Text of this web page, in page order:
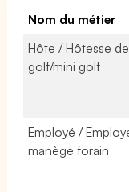
Nom du métier
Hôte / Hôtesse de
golf/mini golf
Employé /
manège forain